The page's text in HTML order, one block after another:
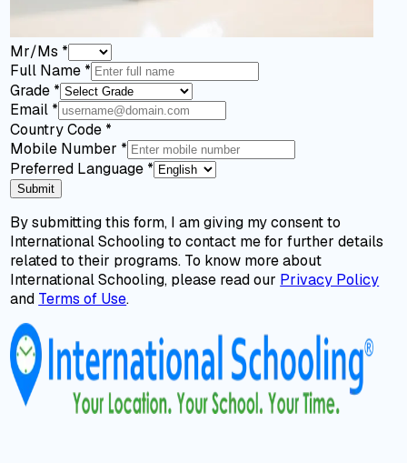
Mr/Ms *
Full Name *
Grade *
Email *
Country Code *
Mobile Number *
Preferred Language *
Submit
By submitting this form, I am giving my consent to
International Schooling to contact me for further details
related to their programs. To know more about
International Schooling, please read our Privacy Policy
and Terms of Use.